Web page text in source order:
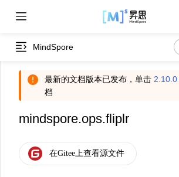
MindSpore
最新的文档版本已发布，单击 2.10.0
档
mindspore.ops.fliplr